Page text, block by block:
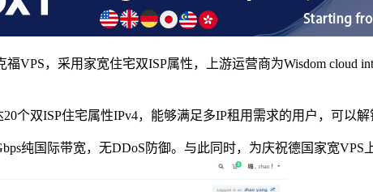
福VPS，采用家宽住宅双ISP属性，上游运营商为Wisdom
个双ISP住宅属性IPv4，能够满足多IP租用需求的用户，可以
纯国际带宽，无DDoS防御。与此同时，为庆祝德国家宽